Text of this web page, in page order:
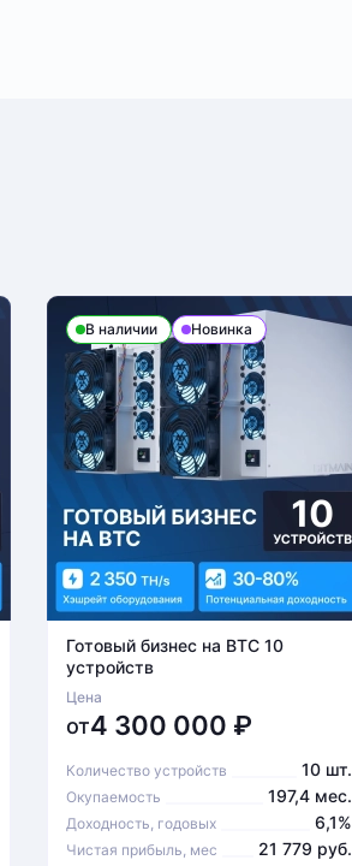
В наличии Новинка
Готовый бизнес на BTC 10
устройств
Цена
от4 300 000 ₽
Количество устройств 10 шт.
Окупаемость 197,4 мес.
Доходность, годовых 6,1%
Чистая прибыль, мес 21 779 руб.